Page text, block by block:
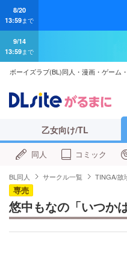
9/14
13:59まで
ボーイズラブ(BL)同人・漫画・ゲーム
乙女向け/TL
同人 コミック
BL同人 サークル一覧 TINGA/故
専売
悠中もなの「いつか